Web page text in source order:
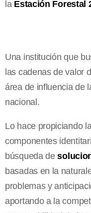
la Estación Forestal
Una institución que
las cadenas de valor
área de influencia de
nacional.
Lo hace propiciando
componentes
búsqueda de
basadas en la
problemas y
aportando a la